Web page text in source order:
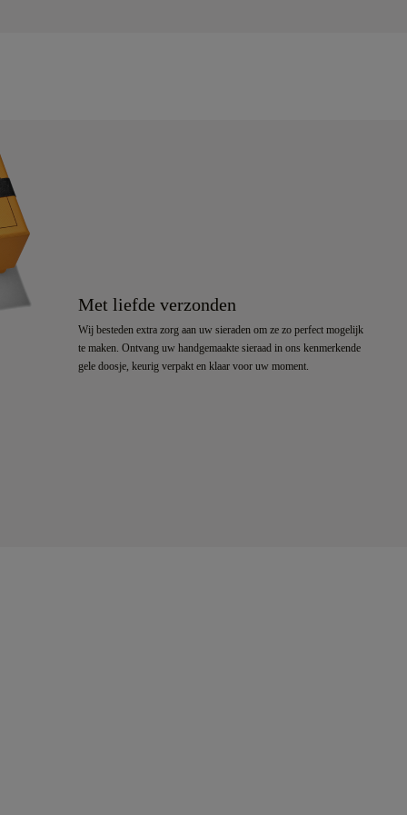
Met liefde verzonden
Wij besteden extra zorg aan uw sieraden om ze zo perfect mogelijk
te maken. Ontvang uw handgemaakte sieraad in ons kenmerkende
gele doosje, keurig verpakt en klaar voor uw moment.